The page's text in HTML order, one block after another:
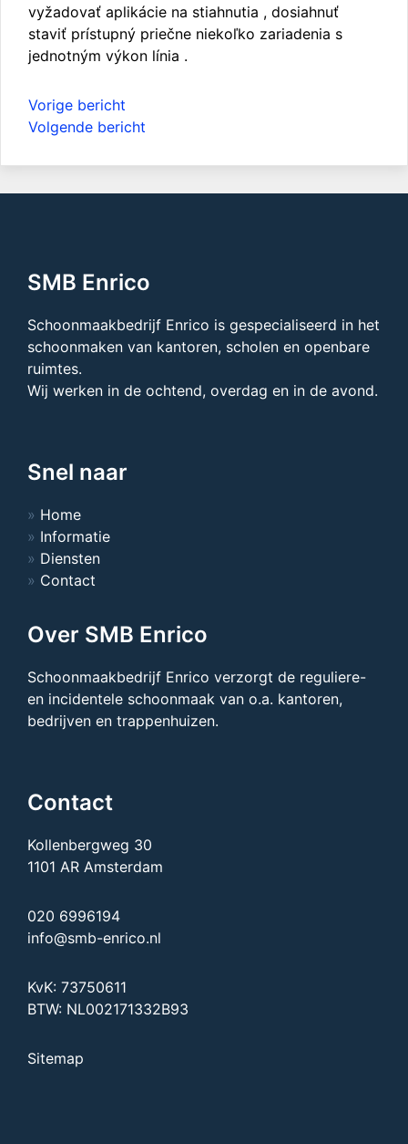
vyžadovať aplikácie na stiahnutia , dosiahnuť
staviť prístupný priečne niekoľko zariadenia s
jednotným výkon línia .
Bericht
navigatie
Vorige bericht
Volgende bericht
SMB Enrico
Schoonmaakbedrijf Enrico is gespecialiseerd in het
schoonmaken van kantoren, scholen en openbare
ruimtes.
Wij werken in de ochtend, overdag en in de avond.
Snel naar
Home
Informatie
Diensten
Contact
Over SMB Enrico
Schoonmaakbedrijf Enrico verzorgt de reguliere-
en incidentele schoonmaak van o.a. kantoren,
bedrijven en trappenhuizen.
Contact
Kollenbergweg 30
1101 AR Amsterdam
020 6996194
info@smb-enrico.nl
KvK: 73750611
BTW: NL002171332B93
Sitemap